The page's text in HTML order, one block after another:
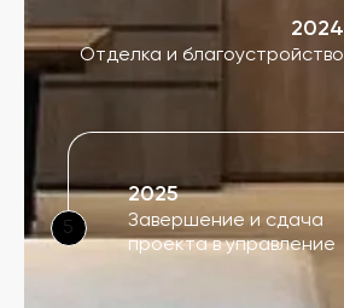
2024
Отделка и благоустройство
5
2025
Завершение и сдача
проекта в управление